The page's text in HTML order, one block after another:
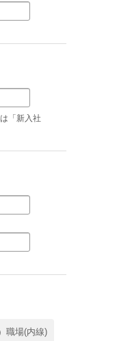
「新入社
職場(内線)